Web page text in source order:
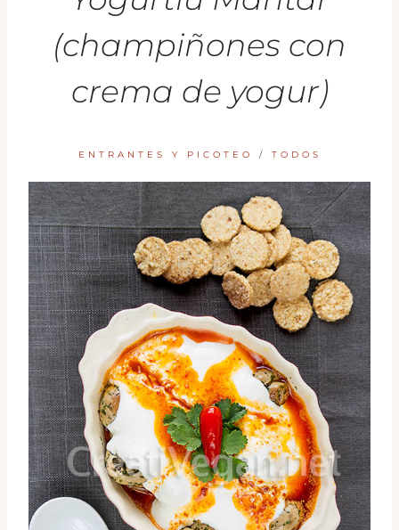
(champiñones con
crema de yogur)
ENTRANTES Y PICOTEO / TODOS